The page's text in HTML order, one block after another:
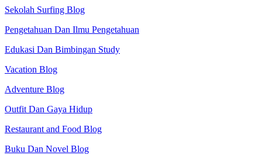
Sekolah Surfing Blog
Pengetahuan Dan Ilmu Pengetahuan
Edukasi Dan Bimbingan Study
Vacation Blog
Adventure Blog
Outfit Dan Gaya Hidup
Restaurant and Food Blog
Buku Dan Novel Blog